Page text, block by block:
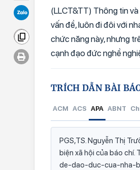
(LLCT&TT) Thông tin
vấn đề, luôn đi đôi với
chức năng này, nhưng
cạnh đạo đức nghề
TRÍCH DẪN BÀI
ACM ACS APA ABNT
PGS,TS. Nguyễn Thị
biện xã hội của báo
de-dao-duc-cua-nha-